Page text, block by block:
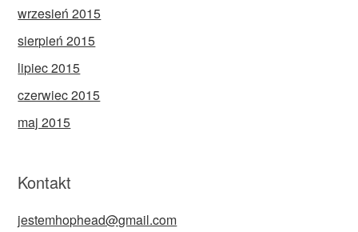
wrzesień 2015
sierpień 2015
lipiec 2015
czerwiec 2015
maj 2015
Kontakt
jestemhophead@gmail.com